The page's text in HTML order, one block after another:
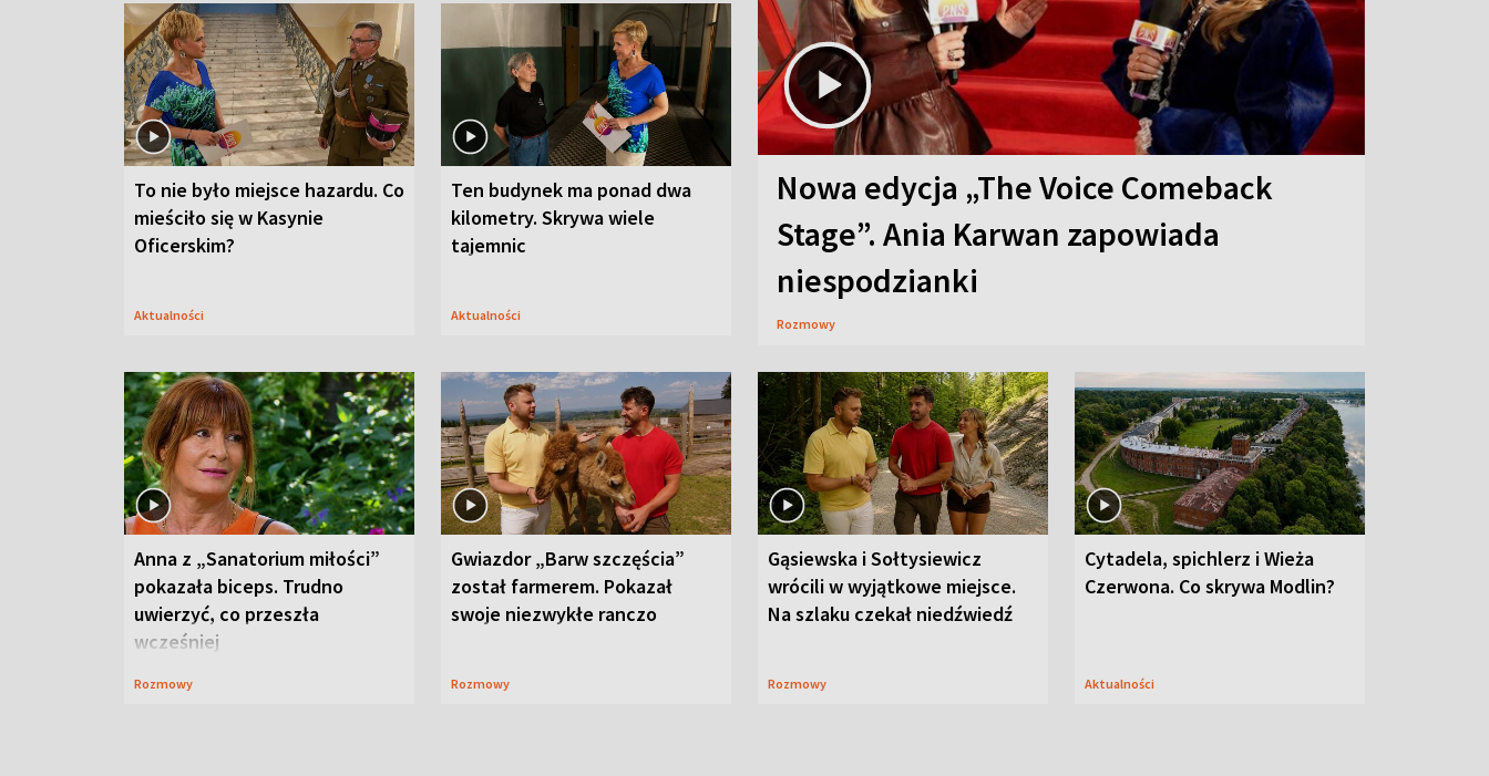
To nie było miejsce hazardu. Co
mieściło się w Kasynie
Oficerskim?
Aktualności
Ten budynek ma ponad dwa
kilometry. Skrywa wiele
tajemnic
Aktualności
Nowa edycja „The Voice Comeback
Stage”. Ania Karwan zapowiada
niespodzianki
Rozmowy
Anna z „Sanatorium miłości”
pokazała biceps. Trudno
uwierzyć, co przeszła
wcześniej
Rozmowy
Gwiazdor „Barw szczęścia”
został farmerem. Pokazał
swoje niezwykłe ranczo
Rozmowy
Gąsiewska i Sołtysiewicz
wrócili w wyjątkowe miejsce.
Na szlaku czekał niedźwiedź
Rozmowy
Cytadela, spichlerz i Wieża
Czerwona. Co skrywa Modlin?
Aktualności